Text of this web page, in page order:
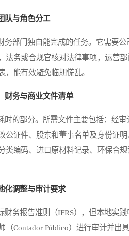
队与角色分工
部门独自能完成的任务。它需要公
法务或合规官核对法律事项，运营
，能有效避免临期慌乱。
财务与商业文件清单
的部分。所需文件主要包括：经审
公证件、股东和董事名单及身份证
类编码、进口原材料记录、环保合
化调整与审计要求
务报告准则（IFRS），但本地实践
（Contador Público）进行审计并